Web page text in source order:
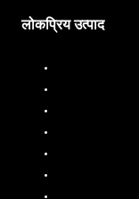
लोकप्रिय उत्पाद